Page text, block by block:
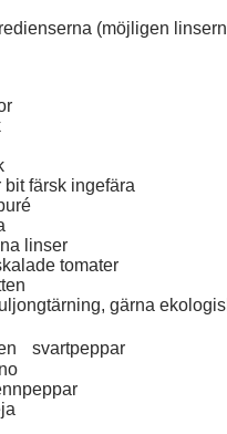
(möjligen
bit färsk ingefära
linser
tomater
gärna
svartpeppar